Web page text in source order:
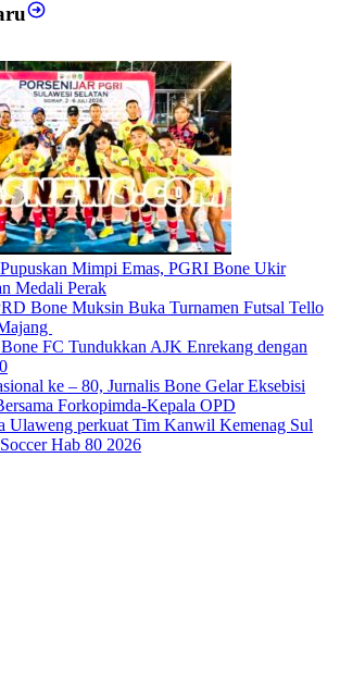
Mimpi Emas, PGRI Bone Ukir
Medali Perak
Bone Muksin Buka Turnamen Futsal Tello
FC Tundukkan AJK Enrekang dengan
ke – 80, Jurnalis Bone Gelar Eksebisi
Forkopimda-Kepala OPD
Ulaweng perkuat Tim Kanwil Kemenag Sul
Hab 80 2026